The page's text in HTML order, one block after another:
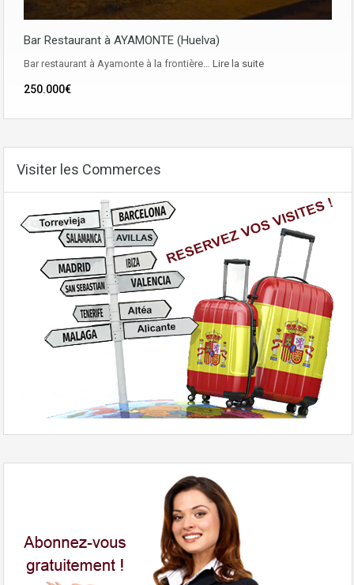
Bar Restaurant à AYAMONTE (Huelva)
Bar restaurant à Ayamonte à la frontière… Lire la suite
250.000€
Visiter les Commerces